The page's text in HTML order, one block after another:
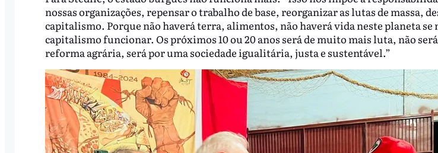
nossas organizações, repensar o trabalho de base, reorganizar as lutas de massa,
capitalismo. Porque não haverá terra, alimentos, não haverá vida neste planeta se
capitalismo funcionar. Os próximos 10 ou 20 anos será de muito mais luta, não
reforma agrária, será por uma sociedade igualitária, justa e sustentável.”